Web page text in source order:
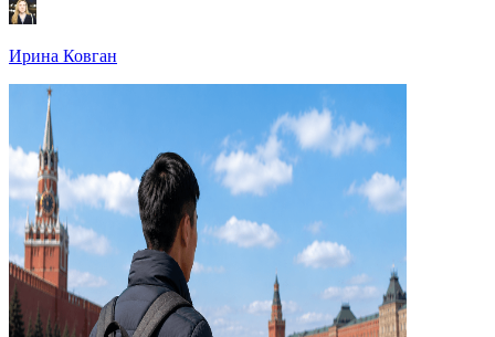
Ирина Ковган